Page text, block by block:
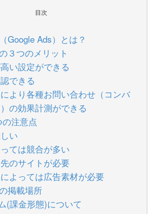
目次
Google Ads）とは？
３つのメリット
い設定ができる
できる
より各種お問い合わせ（コンバ
の効果計測ができる
注意点
い
ては競合が多い
のサイトが必要
よっては広告素材が必要
掲載場所
(課金形態)について